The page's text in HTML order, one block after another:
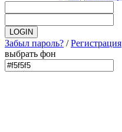
Забыл пароль? /Регистрация
выбрать фон